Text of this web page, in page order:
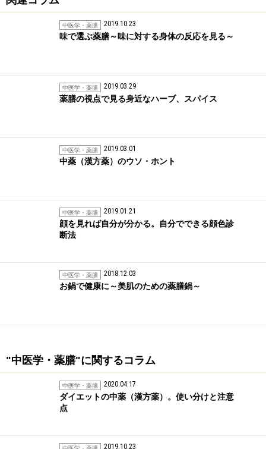
中医学・薬膳 2019.10.23
味で選ぶ薬膳～味に対する身体の反応を見る～
中医学・薬膳 2019.03.29
薬膳の視点で見る身近なハーブ、スパイス
中医学・薬膳 2019.03.01
中薬（漢方薬）のウソ・ホント
中医学・薬膳 2019.01.21
顔を見れば自分が分かる。自分でできる顔色診
断法
中医学・薬膳 2018.12.03
お鍋で健康に～美肌のための薬膳鍋～
"中医学・薬膳"に関するコラム
中医学・薬膳 2020.04.17
ダイエットの中薬（漢方薬）。使い分けと注意
点
2019.10.23